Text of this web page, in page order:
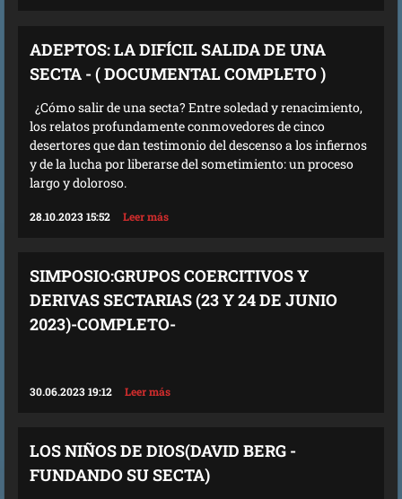
ADEPTOS: LA DIFÍCIL SALIDA DE UNA
SECTA - ( DOCUMENTAL COMPLETO )
¿Cómo salir de una secta? Entre soledad y renacimiento,
los relatos profundamente conmovedores de cinco
desertores que dan testimonio del descenso a los infiernos
y de la lucha por liberarse del sometimiento: un proceso
largo y doloroso.
28.10.2023 15:52 Leer más
SIMPOSIO:GRUPOS COERCITIVOS Y
DERIVAS SECTARIAS (23 Y 24 DE JUNIO
2023)-COMPLETO-
30.06.2023 19:12 Leer más
LOS NIÑOS DE DIOS(DAVID BERG -
FUNDANDO SU SECTA)